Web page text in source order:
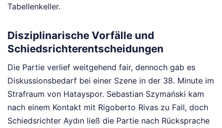
Tabellenkeller.
Disziplinarische Vorfälle und
Schiedsrichterentscheidungen
Die Partie verlief weitgehend fair, dennoch gab es
Diskussionsbedarf bei einer Szene in der 38. Minute im
Strafraum von Hatayspor. Sebastian Szymański kam
nach einem Kontakt mit Rigoberto Rivas zu Fall, doch
Schiedsrichter Aydın ließ die Partie nach Rücksprache